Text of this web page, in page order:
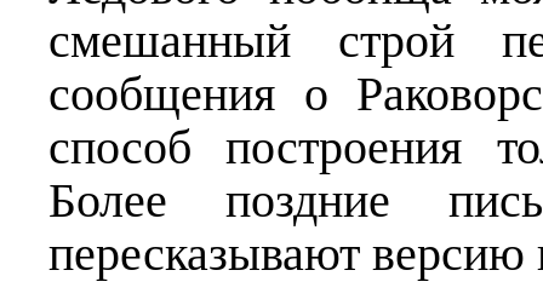
смешанный строй
сообщения о
способ построения
Более поздние
пересказывают версию